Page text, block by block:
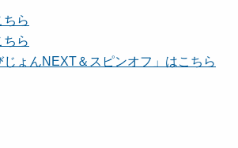
ちら
ちら
ょんNEXT＆スピンオフ」はこちら